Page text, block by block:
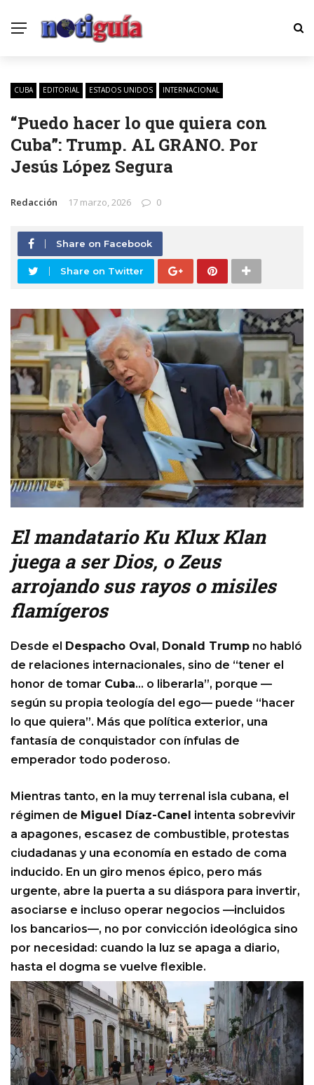
CUBA EDITORIAL ESTADOS UNIDOS INTERNACIONAL
“Puedo hacer lo que quiera con
Cuba”: Trump. AL GRANO. Por
Jesús López Segura
Redacción 17 marzo, 2026 0
Share on Facebook
Share on Twitter
El mandatario Ku Klux Klan
juega a ser Dios, o Zeus
arrojando sus rayos o misiles
flamígeros
Desde el Despacho Oval, Donald Trump no habló
de relaciones internacionales, sino de “tener el
honor de tomar Cuba… o liberarla”, porque —
según su propia teología del ego— puede “hacer
lo que quiera”. Más que política exterior, una
fantasía de conquistador con ínfulas de
emperador todo poderoso.
Mientras tanto, en la muy terrenal isla cubana, el
régimen de Miguel Díaz-Canel intenta sobrevivir
a apagones, escasez de combustible, protestas
ciudadanas y una economía en estado de coma
inducido. En un giro menos épico, pero más
urgente, abre la puerta a su diáspora para invertir,
asociarse e incluso operar negocios —incluidos
los bancarios—, no por convicción ideológica sino
por necesidad: cuando la luz se apaga a diario,
hasta el dogma se vuelve flexible.